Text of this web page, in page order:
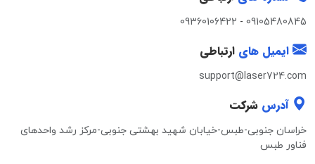
09105480845
-
09360106422
ایمیل های ارتباطی
support@laser724.com
آدرس شرکت
خراسان جنوبی-طبس-خیابان شهید بهشتی جنوبی-مرکز رشد واحدهای
فناور طبس